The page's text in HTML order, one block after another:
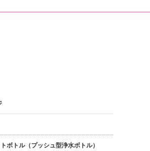
ボトル（プッシュ型浄水ボトル）